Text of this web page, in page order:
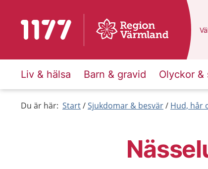
Till startsidan för 1177
Liv & hälsa Barn & gravid Olyckor &
Du är här: Start Sjukdomar & besvär Hud, hår